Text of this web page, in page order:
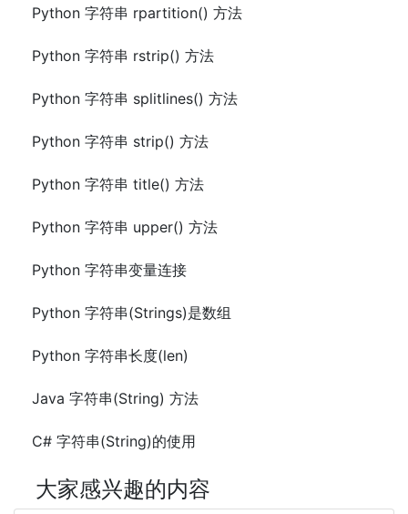
Python 字符串 rpartition() 方法
Python 字符串 rstrip() 方法
Python 字符串 splitlines() 方法
Python 字符串 strip() 方法
Python 字符串 title() 方法
Python 字符串 upper() 方法
Python 字符串变量连接
Python 字符串(Strings)是数组
Python 字符串长度(len)
Java 字符串(String) 方法
C# 字符串(String)的使用
大家感兴趣的内容